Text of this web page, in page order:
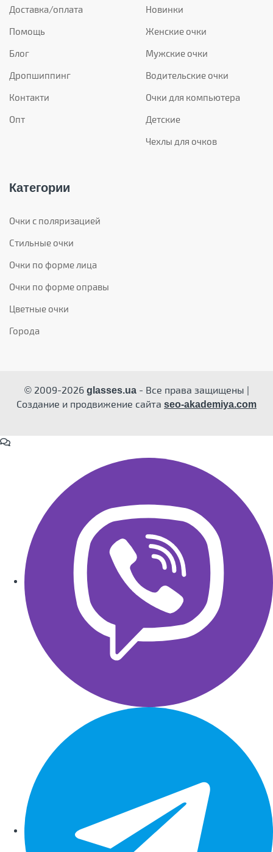
Доставка/оплата
Помощь
Блог
Дропшиппинг
Контакти
Опт
Новинки
Женские очки
Мужские очки
Водительские очки
Очки для компьютера
Детские
Чехлы для очков
Категории
Очки с поляризацией
Стильные очки
Очки по форме лица
Очки по форме оправы
Цветные очки
Города
© 2009-2026glasses.ua- Все права защищены |
Создание и продвижение сайта seo-akademiya.com